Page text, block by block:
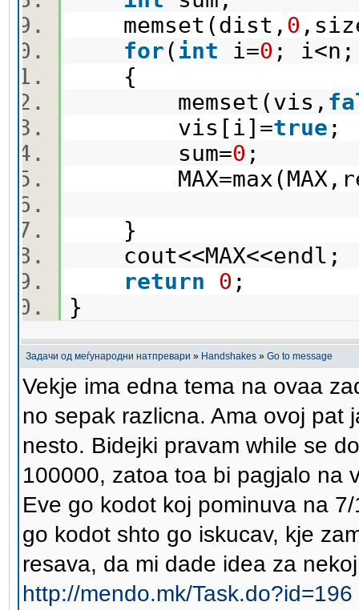
memset(dist, 0
for( int i=0 ;
{
memset(vis,
vis[i]=true
sum=0 ;
}
return
0 ;
}
Задачи од меѓународни натпревари » Handshakes » Go to message
Vekje ima edna tema na ovaa
no sepak razlicna. Ama ovoj pat
nesto. Bidejki pravam while se
100000, zatoa toa bi pagjalo na
Eve go kodot koj pominuva na
go kodot shto go iskucav, kje
resava, da mi dade idea za
http://mendo.mk/Task.do?id=196